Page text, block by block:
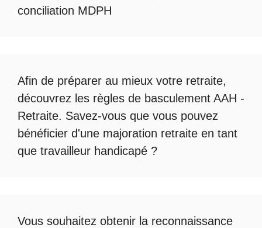
conciliation MDPH
Afin de préparer au mieux votre retraite,
découvrez les règles de basculement AAH -
Retraite. Savez-vous que vous pouvez
bénéficier d'une majoration retraite en tant
que travailleur handicapé ?
Vous souhaitez obtenir la reconnaissance